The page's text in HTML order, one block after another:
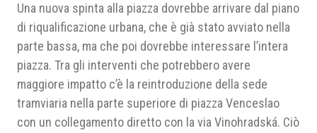
Una nuova spinta alla piazza dovrebbe arrivare dal piano
di riqualificazione urbana, che è già stato avviato nella
parte bassa, ma che poi dovrebbe interessare l’intera
piazza. Tra gli interventi che potrebbero avere
maggiore impatto c’è la reintroduzione della sede
tramviaria nella parte superiore di piazza Venceslao
con un collegamento diretto con la via Vinohradská. Ciò